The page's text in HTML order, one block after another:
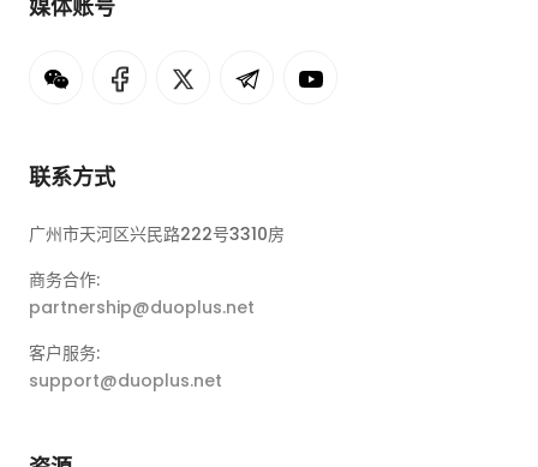
媒体账号
联系方式
广州市天河区兴民路222号3310房
商务合作:
partnership@duoplus.net
客户服务:
support@duoplus.net